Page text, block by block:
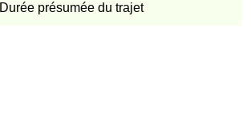
Durée présumée du trajet